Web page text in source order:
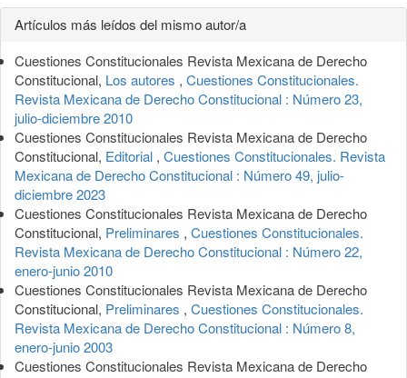
Detalles
del
artículo
Artículos más leídos del mismo autor/a
Cuestiones Constitucionales Revista Mexicana de Derecho
Constitucional, Los autores , Cuestiones Constitucionales.
Revista Mexicana de Derecho Constitucional : Número 23,
julio-diciembre 2010
Cuestiones Constitucionales Revista Mexicana de Derecho
Constitucional, Editorial , Cuestiones Constitucionales. Revista
Mexicana de Derecho Constitucional : Número 49, julio-
diciembre 2023
Cuestiones Constitucionales Revista Mexicana de Derecho
Constitucional, Preliminares , Cuestiones Constitucionales.
Revista Mexicana de Derecho Constitucional : Número 22,
enero-junio 2010
Cuestiones Constitucionales Revista Mexicana de Derecho
Constitucional, Preliminares , Cuestiones Constitucionales.
Revista Mexicana de Derecho Constitucional : Número 8,
enero-junio 2003
Cuestiones Constitucionales Revista Mexicana de Derecho